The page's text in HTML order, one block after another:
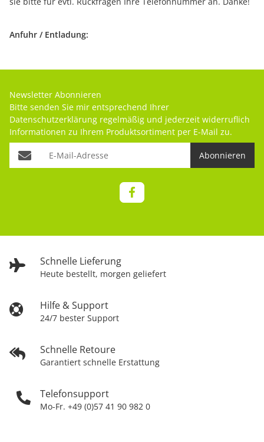
Anfuhr / Entladung:
Schnelle Lieferung
Heute bestellt, morgen geliefert
Hilfe & Support
24/7 bester Support
Schnelle Retoure
Garantiert schnelle Erstattung
Telefonsupport
Mo-Fr. +49 (0)57 41 90 982 0
Newsletter Abonnieren
Bitte senden Sie mir entsprechend Ihrer
Datenschutzerklärung regelmäßig und jederzeit widerruflich
Informationen zu Ihrem Produktsortiment per E-Mail zu.
Abonnieren